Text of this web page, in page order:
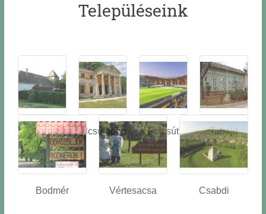
Településeink
Óbarok
Alcsútdobo
z
Felcsút Tabajd
Bodmér Vértesacsa Csabdi